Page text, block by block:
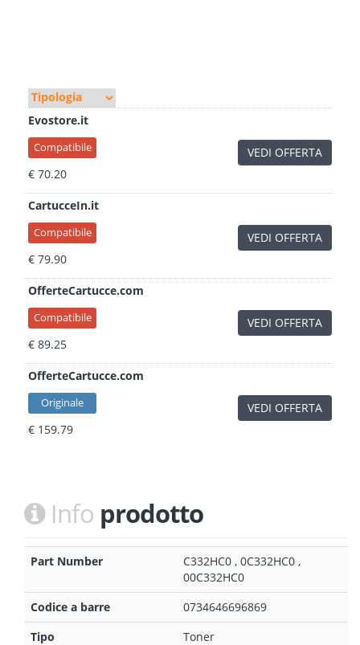
Evostore.it
Compatibile
€ 70.20
VEDI OFFERTA
CartucceIn.it
Compatibile
€ 79.90
VEDI OFFERTA
OfferteCartucce.com
Compatibile
€ 89.25
VEDI OFFERTA
OfferteCartucce.com
Originale
€ 159.79
VEDI OFFERTA
Info prodotto
Part Number
C332HC0 , 0C332HC0 ,
00C332HC0
Codice a barre
0734646696869
Tipo
Toner